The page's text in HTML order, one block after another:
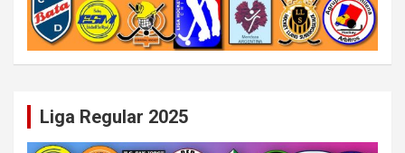
Liga Regular 2025